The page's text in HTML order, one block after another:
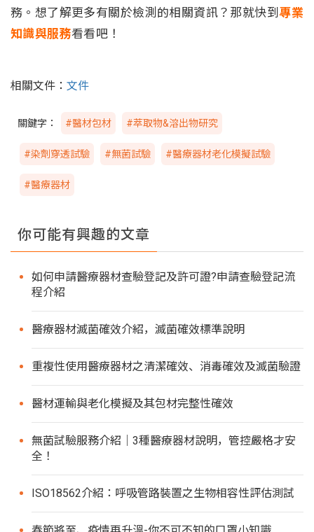
務。想了解更多有關於檢測的相關資訊？那就快到專業
知識與服務看看吧！
相關文件： 文件
關鍵字： #醫材包材 #萃取物&溶出物研究
#染劑穿透試驗 #無菌試驗 #醫療器材老化模擬試驗
#醫療器材
你可能有興趣的文章
如何申請醫療器材查驗登記及許可證?申請查驗登記流
程介紹
醫療器材滅菌確效介紹，滅菌確效標準說明
重複性使用醫療器材之清潔確效、消毒確效及滅菌驗證
醫材運輸與老化模擬及其包材完整性確效
無菌試驗服務介紹｜3種醫療器材說明，管控嚴格才安
全！
ISO18562介紹：呼吸管路裝置之生物相容性評估測試